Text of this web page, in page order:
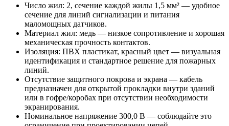
Число жил: 2, сечение каждой жилы 1,5 мм² — удобное
сечение для линий сигнализации и питания
маломощных датчиков.
Материал жил: медь — низкое сопротивление и хорошая
механическая прочность контактов.
Изоляция: ПВХ пластикат, красный цвет — визуальная
идентификация и стандартное решение для пожарных
линий.
Отсутствие защитного покрова и экрана — кабель
предназначен для открытой прокладки внутри зданий
или в гофре/коробах при отсутствии необходимости
экранирования.
Номинальное напряжение 300,0 В — соблюдайте это